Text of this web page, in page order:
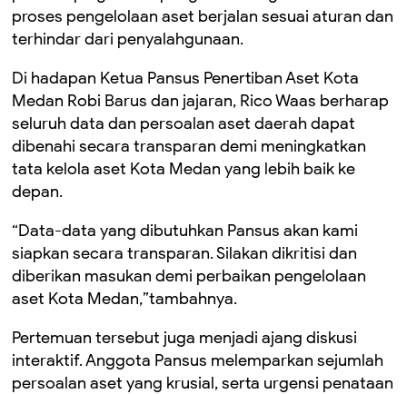
proses pengelolaan aset berjalan sesuai aturan dan
terhindar dari penyalahgunaan.
Di hadapan Ketua Pansus Penertiban Aset Kota
Medan Robi Barus dan jajaran, Rico Waas berharap
seluruh data dan persoalan aset daerah dapat
dibenahi secara transparan demi meningkatkan
tata kelola aset Kota Medan yang lebih baik ke
depan.
“Data-data yang dibutuhkan Pansus akan kami
siapkan secara transparan. Silakan dikritisi dan
diberikan masukan demi perbaikan pengelolaan
aset Kota Medan,”tambahnya.
Pertemuan tersebut juga menjadi ajang diskusi
interaktif. Anggota Pansus melemparkan sejumlah
persoalan aset yang krusial, serta urgensi penataan